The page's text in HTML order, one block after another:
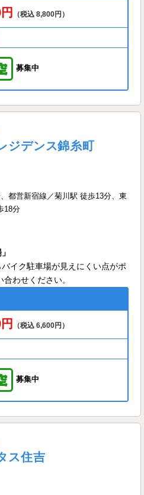
（税込 8,800円）
募集中
ジデンス錦糸町
都営新宿線／菊川駅 徒歩13分、東
18分
イク駐車場が見えにくい点がポ
わせください。
（税込 6,600円）
募集中
ス住吉